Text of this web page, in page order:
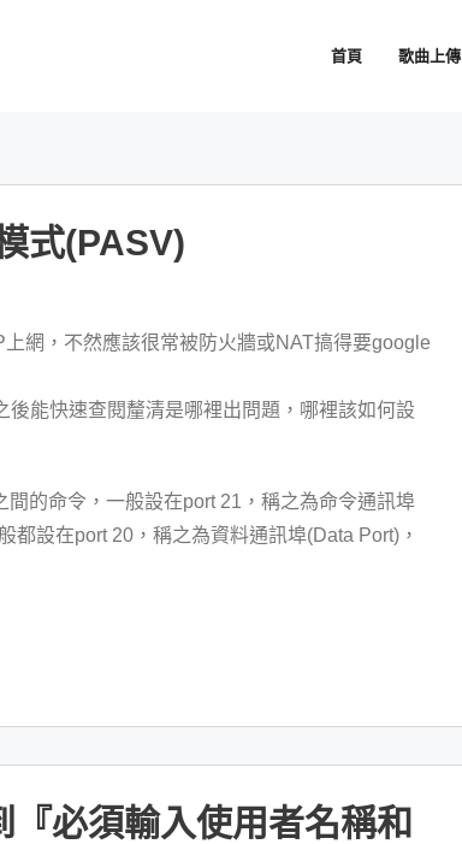
首頁 歌曲上傳
式(PASV)
網，不然應該很常被防火牆或NAT搞得要google
能快速查閱釐清是哪裡出問題，哪裡該如何設
的命令，一般設在port 21，稱之為命令通訊埠
都設在port 20，稱之為資料通訊埠(Data Port)，
必須輸入使用者名稱和